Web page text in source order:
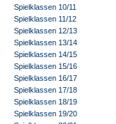
Spielklassen 10/11
Spielklassen 11/12
Spielklassen 12/13
Spielklassen 13/14
Spielklassen 14/15
Spielklassen 15/16
Spielklassen 16/17
Spielklassen 17/18
Spielklassen 18/19
Spielklassen 19/20